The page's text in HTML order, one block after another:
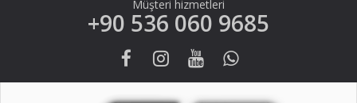
Müşteri hizmetleri
+90 536 060 9685